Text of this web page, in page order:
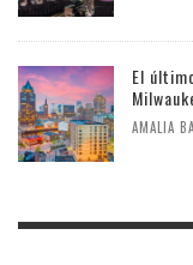
El
AMALIA